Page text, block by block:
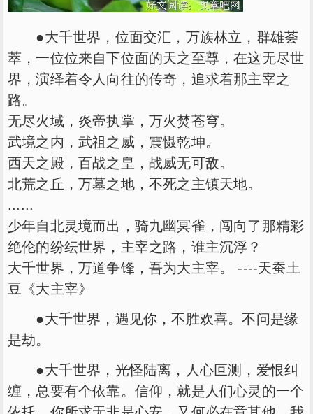
●大千世界，位面交汇，万族林立，群雄荟
萃，一位位来自下位面的天之至尊，在这无尽世
界，演绎着令人向往的传奇，追求着那主宰之
路。
无尽火域，炎帝执掌，万火焚苍穹。
武境之内，武祖之威，震慑乾坤。
西天之殿，百战之皇，战威无可敌。
北荒之丘，万墓之地，不死之主镇天地。
......
少年自北灵境而出，骑九幽冥雀，闯向了那精彩
绝伦的纷纭世界，主宰之路，谁主沉浮？
大千世界，万道争锋，吾为大主宰。 ----天蚕土
豆《大主宰》
●大千世界，遇见你，不胜欢喜。不问是缘
是劫。
●大千世界，光怪陆离，人心叵测，爱恨纠
缠，总要有个依靠。信仰，就是人们心灵的一个